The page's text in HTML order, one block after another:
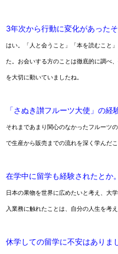
3年次から行動に変化があったそ
はい。「人と会うこと」「本を読むこと
た。お会いする方のことは徹底的に調べ
を大切に動いていましたね。
「さぬき讃フルーツ大使」の
それまであまり関心のなかったフルーツ
で生産から販売までの流れを深く学んだ
在学中に留学も経験されたとか。
日本の果物を世界に広めたいと考え、大
入業務に触れたことは、自分の人生を考
休学しての留学に不安はありま